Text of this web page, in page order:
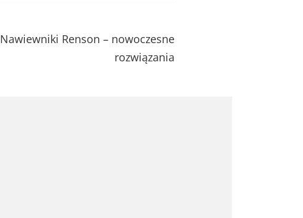
Nawiewniki Renson – nowoczesne
rozwiązania